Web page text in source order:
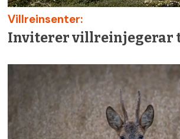
Villreinsenter:
Inviterer villreinjegerar